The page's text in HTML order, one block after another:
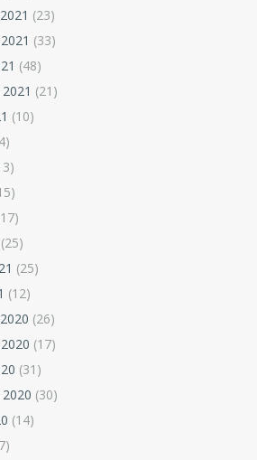
(23)
(33)
(48)
(21)
(10)
(25)
(25)
(12)
(26)
(17)
(31)
(30)
(14)